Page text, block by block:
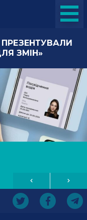
ПРЕЗЕНТУВАЛИ
ЗМІН»